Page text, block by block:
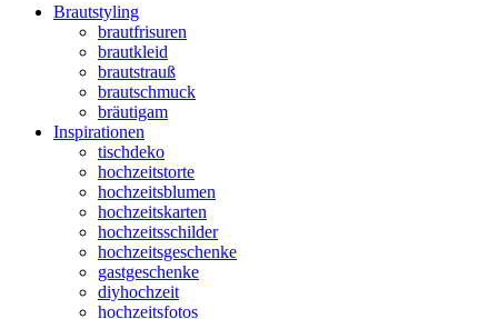
Brautstyling
brautfrisuren
brautkleid
brautstrauß
brautschmuck
bräutigam
Inspirationen
tischdeko
hochzeitstorte
hochzeitsblumen
hochzeitskarten
hochzeitsschilder
hochzeitsgeschenke
gastgeschenke
diyhochzeit
hochzeitsfotos